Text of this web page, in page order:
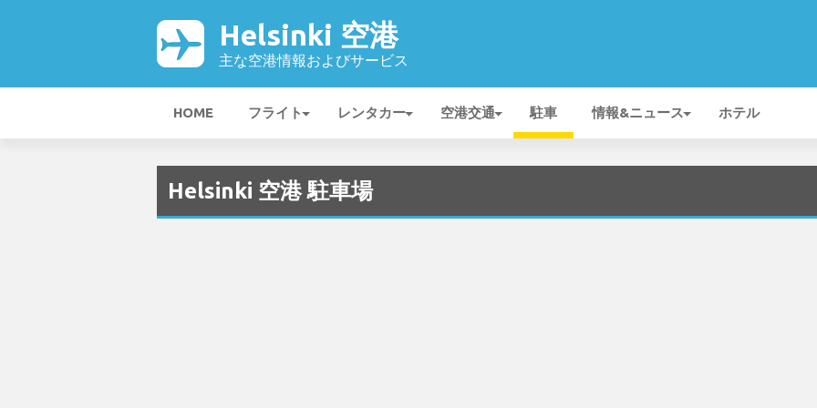
Helsinki 空港
主な空港情報およびサービス
HOME フライト レンタカー 空港交通 駐車 情報&ニュース ホテル
Helsinki 空港 駐車場